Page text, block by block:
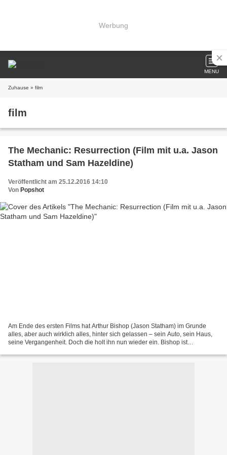
Werbung
MENU
Zuhause » film
film
The Mechanic: Resurrection (Film mit u.a. Jason
Statham und Sam Hazeldine)
Veröffentlicht am 25.12.2016 14:10
Von Popshot
Am Ende des ersten Films hat Arthur Bishop (Jason Statham) im Grunde
alles, aber auch wirklich alles, hinter sich gelassen – sein Auto, sein Haus,
seine Vergangenheit. Doch die holt ihn nun wieder ein. Bishop ist